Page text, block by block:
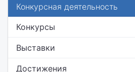
Конкурсная деятельность
Конкурсы
Выставки
Достижения